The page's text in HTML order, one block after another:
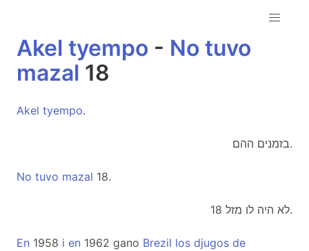
Akel tyempo - No tuvo
mazal 18
Akel tyempo.
בזמנים ההם.
No tuvo mazal 18.
לא היה לו מזל 18.
En 1958 i en 1962 gano Brezil los djugos de